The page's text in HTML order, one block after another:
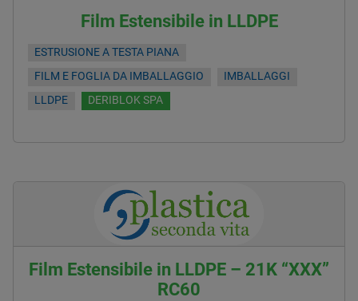
Film Estensibile in LLDPE
ESTRUSIONE A TESTA PIANA
FILM E FOGLIA DA IMBALLAGGIO
IMBALLAGGI
LLDPE
DERIBLOK SPA
Film Estensibile in LLDPE – 21K “XXX”
RC60